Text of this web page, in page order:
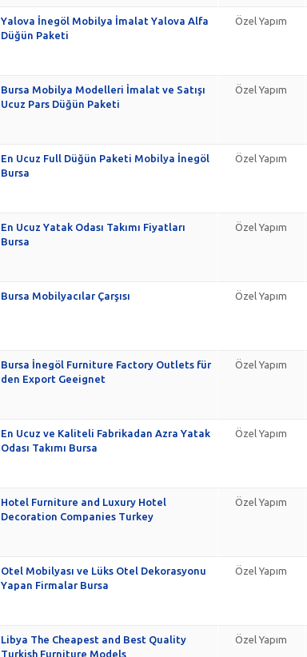
Yalova İnegöl Mobilya İmalat Yalova Alfa
Düğün Paketi
Özel Yapım
Bursa Mobilya Modelleri İmalat ve Satışı
Ucuz Pars Düğün Paketi
Özel Yapım
En Ucuz Full Düğün Paketi Mobilya İnegöl
Bursa
Özel Yapım
En Ucuz Yatak Odası Takımı Fiyatları
Bursa
Özel Yapım
Bursa Mobilyacılar Çarşısı Özel Yapım
Bursa İnegöl Furniture Factory Outlets für
den Export Geeignet
Özel Yapım
En Ucuz ve Kaliteli Fabrikadan Azra Yatak
Odası Takımı Bursa
Özel Yapım
Hotel Furniture and Luxury Hotel
Decoration Companies Turkey
Özel Yapım
Otel Mobilyası ve Lüks Otel Dekorasyonu
Yapan Firmalar Bursa
Özel Yapım
Libya The Cheapest and Best Quality
Turkish Furniture Models
Özel Yapım